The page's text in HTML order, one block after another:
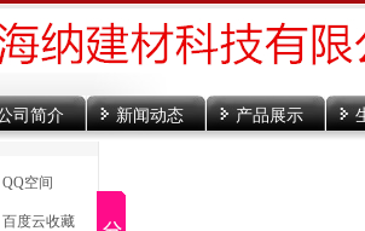
司简介 新闻动态 产品展示
QQ空间
百度云收藏